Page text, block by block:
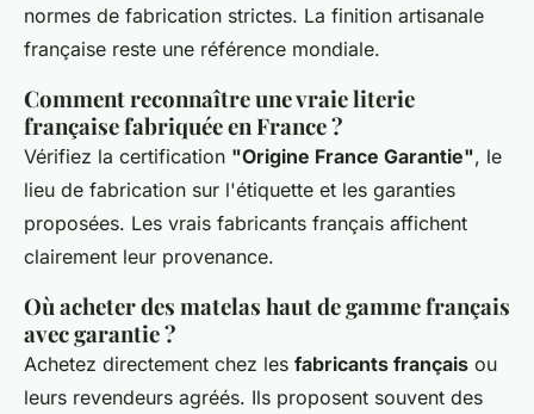
normes de fabrication strictes. La finition artisanale
française reste une référence mondiale.
Comment reconnaître une vraie literie
française fabriquée en France ?
Vérifiez la certification "Origine France Garantie", le
lieu de fabrication sur l'étiquette et les garanties
proposées. Les vrais fabricants français affichent
clairement leur provenance.
Où acheter des matelas haut de gamme français
avec garantie ?
Achetez directement chez les fabricants français ou
leurs revendeurs agréés. Ils proposent souvent des